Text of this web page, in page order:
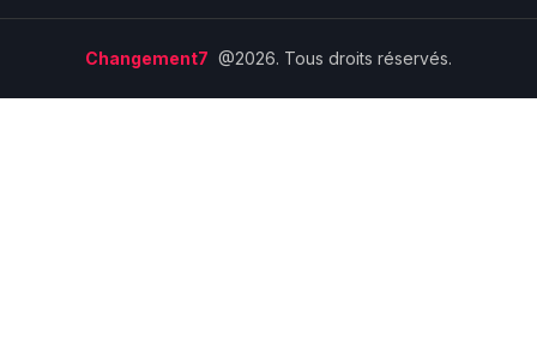
Changement7 @2026. Tous droits réservés.